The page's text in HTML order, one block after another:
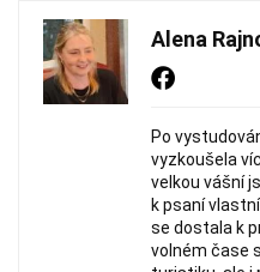
Alena
Po
vyzkoušela
velkou vášní
k psaní
se dostala k
volném čase